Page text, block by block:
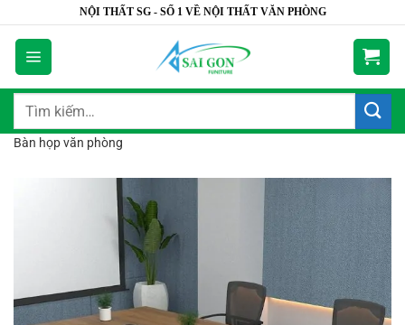
dung
NỘI THẤT SG - SỐ 1 VỀ NỘI THẤT VĂN PHÒNG
Tìm
Bàn họp văn phòng